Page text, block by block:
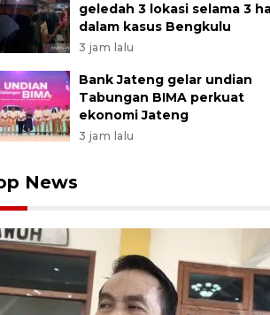
geledah 3 lokasi selama 3
dalam kasus Bengkulu
3 jam lalu
Bank Jateng gelar undian
Tabungan BIMA perkuat
ekonomi Jateng
3 jam lalu
News